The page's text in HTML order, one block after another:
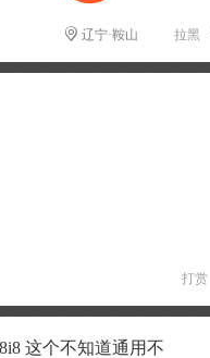
辽宁·鞍山 拉黑
打赏
这个不知道通用不